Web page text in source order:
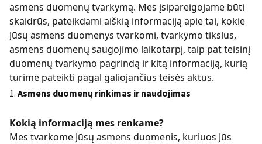
asmens duomenų tvarkymą. Mes įsipareigojame būti
skaidrūs, pateikdami aiškią informaciją apie tai, kokie
Jūsų asmens duomenys tvarkomi, tvarkymo tikslus,
asmens duomenų saugojimo laikotarpį, taip pat teisinį
duomenų tvarkymo pagrindą ir kitą informaciją, kurią
turime pateikti pagal galiojančius teisės aktus.
Asmens duomenų rinkimas ir naudojimas
Kokią informaciją mes renkame?
Mes tvarkome Jūsų asmens duomenis, kuriuos Jūs